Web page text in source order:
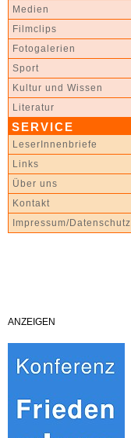
Medien
Filmclips
Fotogalerien
Sport
Kultur und Wissen
Literatur
SERVICE
LeserInnenbriefe
Links
Über uns
Kontakt
Impressum/Datenschutz
ANZEIGEN